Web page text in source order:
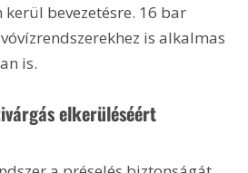
bevezetésre. 16 bar
is alkalmas
is.
elkerüléséért